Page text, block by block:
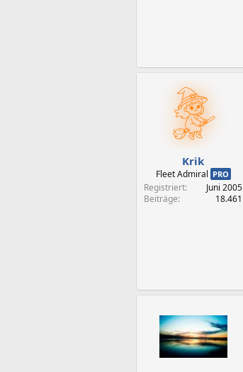
Krik
Fleet Admiral PRO
Registriert
Juni 2005
Beiträge
18.461